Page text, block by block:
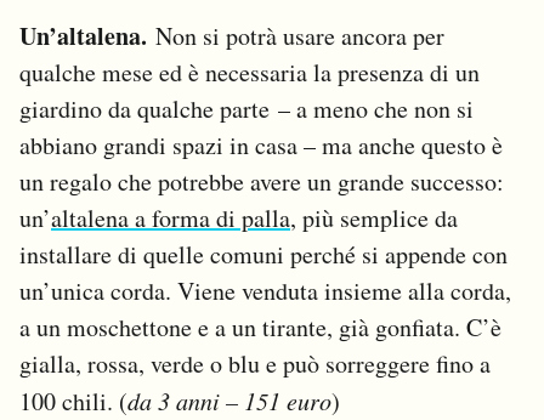
Un’altalena. Non si potrà usare ancora per
qualche mese ed è necessaria la presenza di un
giardino da qualche parte – a meno che non si
abbiano grandi spazi in casa – ma anche questo è
un regalo che potrebbe avere un grande successo:
un’altalena a forma di palla, più semplice da
installare di quelle comuni perché si appende con
un’unica corda. Viene venduta insieme alla corda,
a un moschettone e a un tirante, già gonfiata. C’è
gialla, rossa, verde o blu e può sorreggere fino a
100 chili. (da 3 anni – 151 euro)